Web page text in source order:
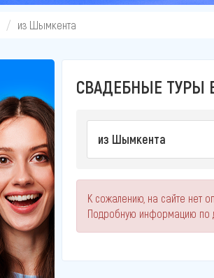
из Шымкента
СВАДЕБНЫЕ ТУРЫ
из Шымкента
К сожалению, на сайте нет
Подробную информацию по